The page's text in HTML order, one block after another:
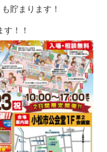
貯まります！
！！